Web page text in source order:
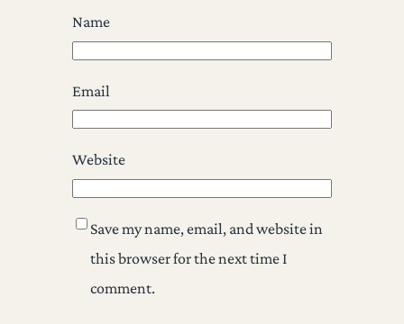
Name
Email
Website
Save my name, email, and website in
this browser for the next time I
comment.